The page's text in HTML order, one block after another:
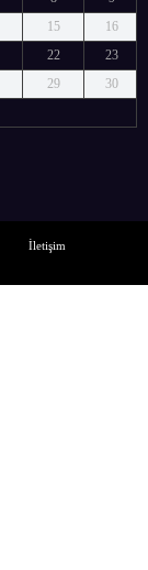
15
16
22
23
29
30
İletişim